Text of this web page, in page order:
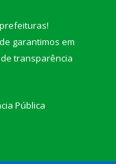
!
garantimos em
transparência
Pública